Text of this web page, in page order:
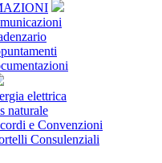
elettrica
naturale
e Convenzioni
Consulenziali